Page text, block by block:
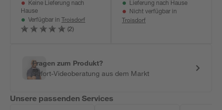
Keine Lieferung nach
Hause
Verfügbar in Troisdorf
(2)
Lieferung nach Hause
Nicht verfügbar in
Troisdorf
Fragen zum Produkt?
Sofort-Videoberatung aus dem Markt
Unsere passenden Services